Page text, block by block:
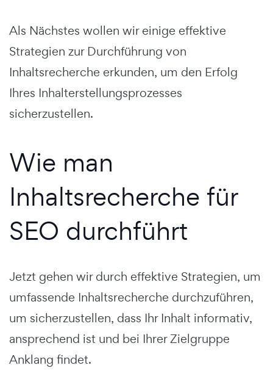
Als Nächstes wollen wir einige effektive
Strategien zur Durchführung von
Inhaltsrecherche erkunden, um den Erfolg
Ihres Inhalterstellungsprozesses
sicherzustellen.
Wie man
Inhaltsrecherche für
SEO durchführt
Jetzt gehen wir durch effektive Strategien, um
umfassende Inhaltsrecherche durchzuführen,
um sicherzustellen, dass Ihr Inhalt informativ,
ansprechend ist und bei Ihrer Zielgruppe
Anklang findet.